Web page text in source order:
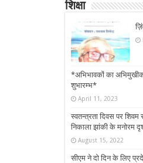
शिक्षा
*अभिभावकों का
शुभारम्भ*
April 11, 2023
स्वतन्त्रता दिवस पर
निकाला झांकी के मनोरम
August 15, 2022
सीएम ने दो दिन के लिए